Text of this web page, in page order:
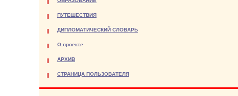
ПУТЕШЕСТВИЯ
ДИПЛОМАТИЧЕСКИЙ СЛОВАРЬ
О проекте
АРХИВ
СТРАНИЦА ПОЛЬЗОВАТЕЛЯ